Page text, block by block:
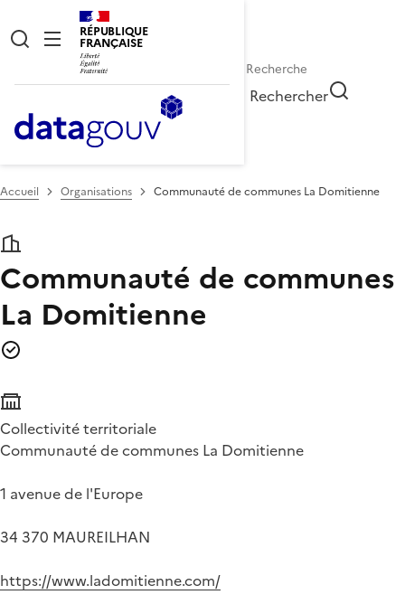
RÉPUBLIQUE
FRANÇAISE
Rechercher
Accueil Organisations Communauté de communes La Domitienne
Communauté de communes
La Domitienne
Collectivité territoriale
Communauté de communes La Domitienne
1 avenue de l'Europe
34 370 MAUREILHAN
https://www.ladomitienne.com/